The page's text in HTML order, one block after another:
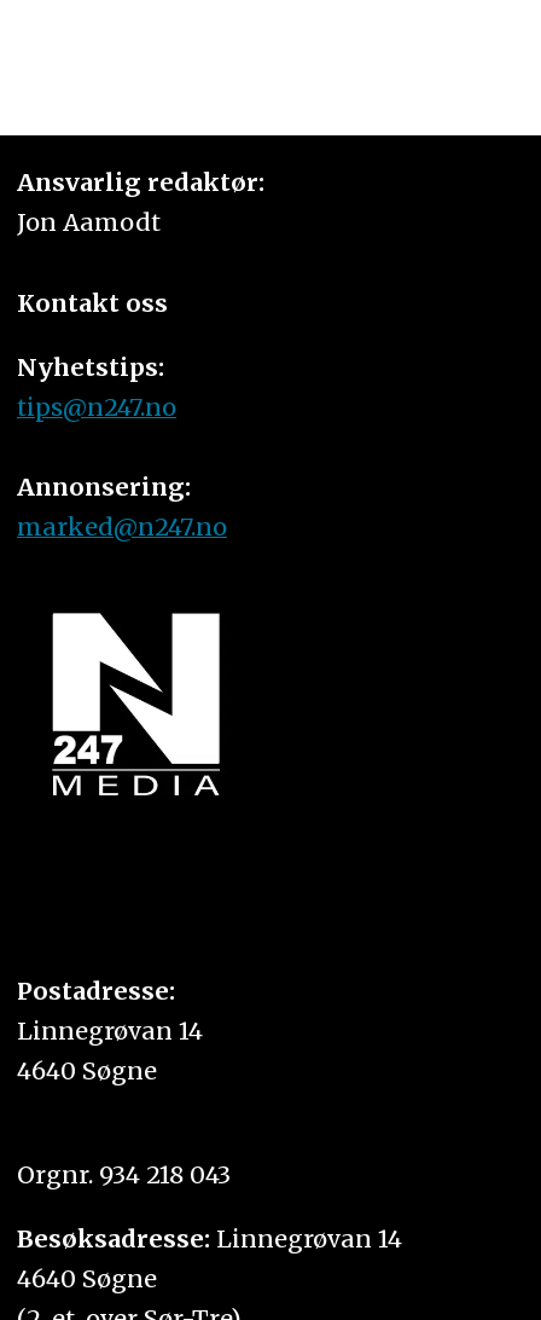
Ansvarlig redaktør:
Jon Aamodt
Kontakt oss
Nyhetstips:
tips@n247.no
Annonsering:
marked@n247.no
Postadresse:
Linnegrøvan 14
4640 Søgne
Orgnr. 934 218 043
Besøksadresse: Linnegrøvan 14
4640 Søgne